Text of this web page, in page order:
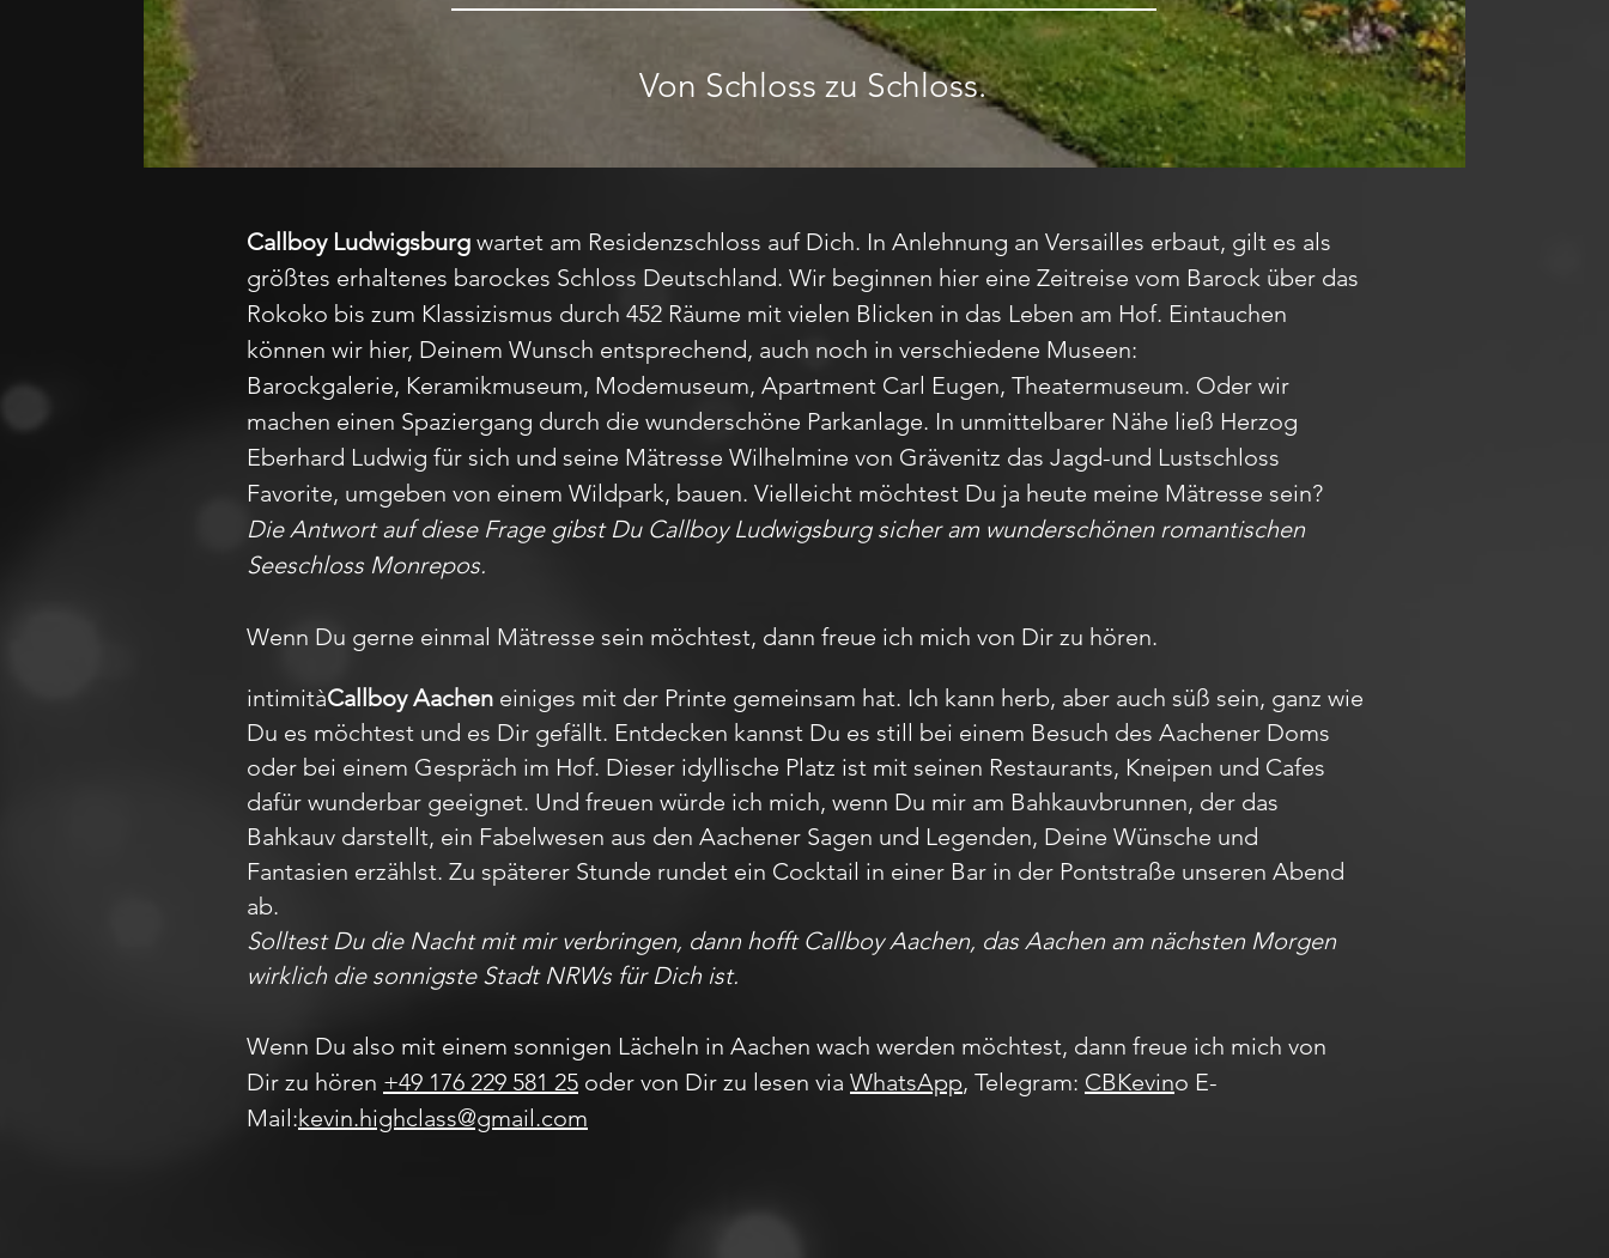
Von Schloss zu Schloss.
Callboy Ludwigsburg wartet am Residenzschloss auf Dich. In Anlehnung an Versailles erbaut, gilt es als
größtes erhaltenes barockes Schloss Deutschland. Wir beginnen hier eine Zeitreise vom Barock über das
Rokoko bis zum Klassizismus durch 452 Räume mit vielen Blicken in das Leben am Hof. Eintauchen
können wir hier, Deinem Wunsch entsprechend, auch noch in verschiedene Museen:
Barockgalerie, Keramikmuseum, Modemuseum, Apartment Carl Eugen, Theatermuseum. Oder wir
machen einen Spaziergang durch die wunderschöne Parkanlage. In unmittelbarer Nähe ließ Herzog
Eberhard Ludwig für sich und seine Mätresse Wilhelmine von Grävenitz das Jagd-und Lustschloss
Favorite, umgeben von einem Wildpark, bauen. Vielleicht möchtest Du ja heute meine Mätresse sein?
Die Antwort auf diese Frage gibst Du Callboy Ludwigsburg sicher am wunderschönen romantischen
Seeschloss Monrepos.
Wenn Du gerne einmal Mätresse sein möchtest, dann freue ich mich von Dir zu hören.
intimitàCallboy Aachen einiges mit der Printe gemeinsam hat. Ich kann herb, aber auch süß sein, ganz wie
Du es möchtest und es Dir gefällt. Entdecken kannst Du es still bei einem Besuch des Aachener Doms
oder bei einem Gespräch im Hof. Dieser idyllische Platz ist mit seinen Restaurants, Kneipen und Cafes
dafür wunderbar geeignet. Und freuen würde ich mich, wenn Du mir am Bahkauvbrunnen, der das
Bahkauv darstellt, ein Fabelwesen aus den Aachener Sagen und Legenden, Deine Wünsche und
Fantasien erzählst. Zu späterer Stunde rundet ein Cocktail in einer Bar in der Pontstraße unseren Abend
ab.
Solltest Du die Nacht mit mir verbringen, dann hofft Callboy Aachen, das Aachen am nächsten Morgen
wirklich die sonnigste Stadt NRWs für Dich ist.
Wenn Du also mit einem sonnigen Lächeln in Aachen wach werden möchtest, dann freue ich mich von
Dir zu hören +49 176 229 581 25 oder von Dir zu lesen via WhatsApp, Telegram: CBKevino E-
Mail:kevin.highclass@gmail.com